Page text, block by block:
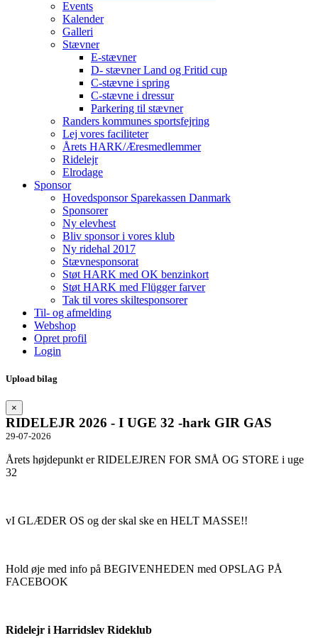
Events
Kalender
Galleri
Stævner
E-stævner
D- stævner Land og Fritid cup
C-stævne i spring
C-stævne i dressur
Parkering til stævner
Randers kommunes sportsfejring
Lej vores faciliteter
Årets HARK/Æresmedlemmer
Ridelejr
Elrodage
Sponsor
Hovedsponsor Sparekassen Danmark
Sponsorer
Ny elevhest
Bliv sponsor i vores klub
Ny ridehal 2017
Stævnesponsorat
Støt HARK med OK benzinkort
Støt HARK med Flügger farver
Tak til vores skiltesponsorer
Til- og afmelding
Webshop
Opret profil
Login
Upload bilag
×
RIDELEJR 2026 - I UGE 32 -hark GIR GAS
29-07-2026
Årets højdepunkt er RIDELEJREN FOR SMÅ OG STORE i uge
32
vI GLÆDER OS og der skal ske en HELT MASSE!!
Hold øje med info på BEGIVENHEDEN med OPSLAG PÅ
FACEBOOK
Ridelejr i Harridslev Rideklub